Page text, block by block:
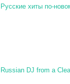
Русские хиты по-
Russian DJ from a